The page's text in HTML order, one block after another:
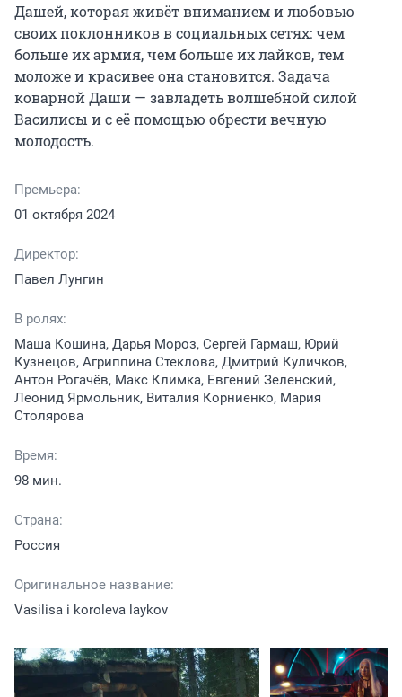
Дашей, которая живёт вниманием и любовью
своих поклонников в социальных сетях: чем
больше их армия, чем больше их лайков, тем
моложе и красивее она становится. Задача
коварной Даши — завладеть волшебной силой
Василисы и с её помощью обрести вечную
молодость.
Премьера:
01 октября 2024
Директор:
Павел Лунгин
В ролях:
Маша Кошина, Дарья Мороз, Сергей Гармаш, Юрий
Кузнецов, Агриппина Стеклова, Дмитрий Куличков,
Антон Рогачёв, Макс Климка, Евгений Зеленский,
Леонид Ярмольник, Виталия Корниенко, Мария
Столярова
Время:
98 мин.
Страна:
Россия
Оригинальное название:
Vasilisa i koroleva laykov